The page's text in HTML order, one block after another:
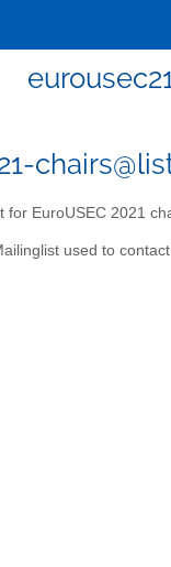
for EuroUSEC 2021
used to